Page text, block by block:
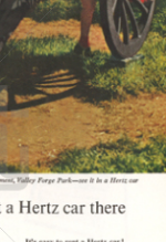
65760 Eschborn